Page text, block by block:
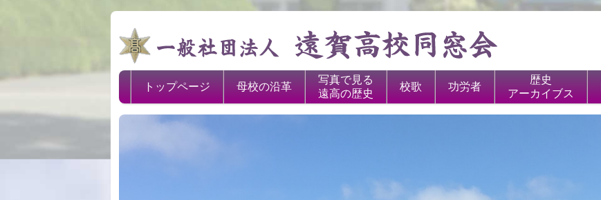
トップページ 母校の沿革
写真で見る
遠高の歴史
校歌 功労者
歴史
アーカイブス